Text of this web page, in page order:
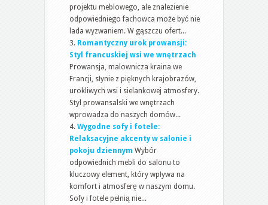
projektu meblowego, ale znalezienie
odpowiedniego fachowca może być nie
lada wyzwaniem. W gąszczu ofert...
Romantyczny urok prowansji:
Styl francuskiej wsi we wnętrzach
Prowansja, malownicza kraina we
Francji, słynie z pięknych krajobrazów,
urokliwych wsi i sielankowej atmosfery.
Styl prowansalski we wnętrzach
wprowadza do naszych domów...
Wygodne sofy i fotele:
Relaksacyjne akcenty w salonie i
pokoju dziennym Wybór
odpowiednich mebli do salonu to
kluczowy element, który wpływa na
komfort i atmosferę w naszym domu.
Sofy i fotele pełnią nie...